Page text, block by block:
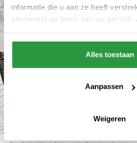
informatie die u aan ze heeft
verzameld op basis van uw gebruik
Alles toestaan
Aanpassen
Weigeren